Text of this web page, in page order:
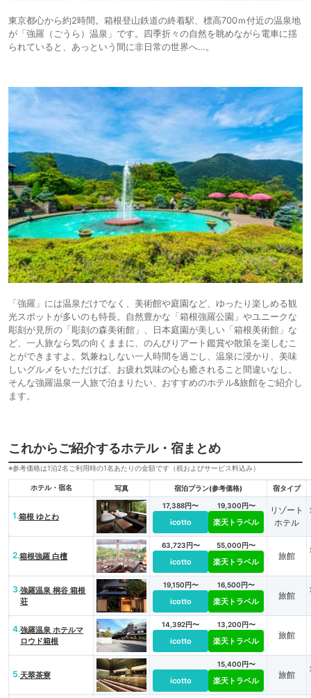
東京都心から約2時間。箱根登山鉄道の終着駅、標高700ｍ付近の温泉地
が「強羅（ごうら）温泉」です。四季折々の自然を眺めながら電車に揺
られていると、あっという間に非日常の世界へ…。
「強羅」には温泉だけでなく、美術館や庭園など、ゆったり楽しめる観
光スポットが多いのも特長。自然豊かな「箱根強羅公園」やユニークな
彫刻が見所の「彫刻の森美術館」、日本庭園が美しい「箱根美術館」な
ど、一人旅なら気の向くままに、のんびりアート鑑賞や散策を楽しむこ
とができますよ。気兼ねしない一人時間を過ごし、温泉に浸かり、美味
しいグルメをいただけば、お疲れ気味の心も癒されること間違いなし。
そんな強羅温泉一人旅で泊まりたい、おすすめのホテル&旅館をご紹介し
ます。
これからご紹介するホテル・宿まとめ
※参考価格は1泊2名ご利用時の1名あたりの金額です（税およびサービス料込み）
ホテル・宿名 写真 宿泊プラン(参考価格) 宿タイプ
1.箱根 ゆとわ
17,388円〜
icotto
19,300円〜
楽天トラベル
リゾート
ホテル
2.箱根強羅 白檀
63,723円〜
icotto
55,000円〜
楽天トラベル
旅館
3.強羅温泉 桐谷 箱根
荘
19,150円〜
icotto
16,500円〜
楽天トラベル
旅館
4.強羅温泉 ホテルマ
ロウド箱根
14,392円〜
icotto
13,200円〜
楽天トラベル
旅館
5.天翠茶寮
icotto
15,400円〜
楽天トラベル
旅館